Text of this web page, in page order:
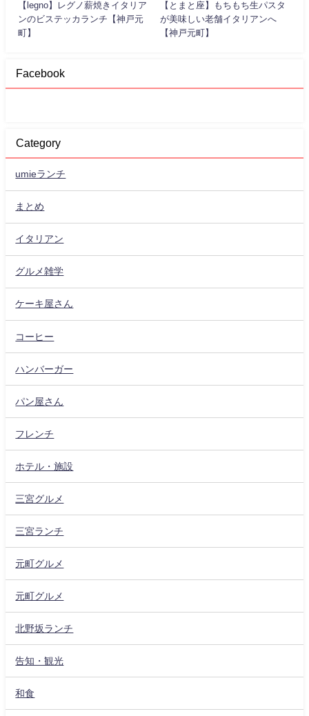
【legno】レグノ薪焼きイタリア
ンのビステッカランチ【神戸元
町】
【とまと座】もちもち生パスタ
が美味しい老舗イタリアンへ
【神戸元町】
Facebook
Category
umieランチ
まとめ
イタリアン
グルメ雑学
ケーキ屋さん
コーヒー
ハンバーガー
パン屋さん
フレンチ
ホテル・施設
三宮グルメ
三宮ランチ
元町グルメ
元町グルメ
北野坂ランチ
告知・観光
和食